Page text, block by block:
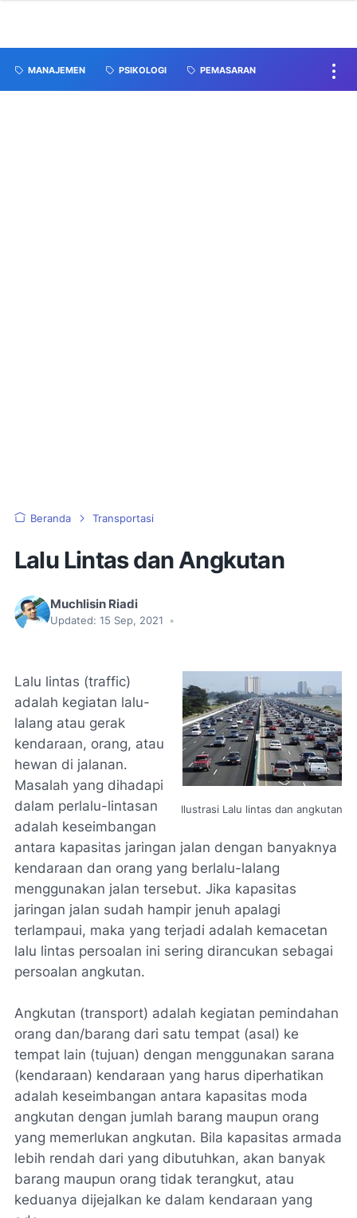
MANAJEMEN PSIKOLOGI PEMASARAN
Beranda Transportasi
Lalu Lintas dan Angkutan
Muchlisin Riadi
Updated: 15 Sep, 2021 •
Ilustrasi Lalu lintas dan angkutan
Lalu lintas (traffic)
adalah kegiatan lalu-
lalang atau gerak
kendaraan, orang, atau
hewan di jalanan.
Masalah yang dihadapi
dalam perlalu-lintasan
adalah keseimbangan
antara kapasitas jaringan jalan dengan banyaknya
kendaraan dan orang yang berlalu-lalang
menggunakan jalan tersebut. Jika kapasitas
jaringan jalan sudah hampir jenuh apalagi
terlampaui, maka yang terjadi adalah kemacetan
lalu lintas persoalan ini sering dirancukan sebagai
persoalan angkutan.
Angkutan (transport) adalah kegiatan pemindahan
orang dan/barang dari satu tempat (asal) ke
tempat lain (tujuan) dengan menggunakan sarana
(kendaraan) kendaraan yang harus diperhatikan
adalah keseimbangan antara kapasitas moda
angkutan dengan jumlah barang maupun orang
yang memerlukan angkutan. Bila kapasitas armada
lebih rendah dari yang dibutuhkan, akan banyak
barang maupun orang tidak terangkut, atau
keduanya dijejalkan ke dalam kendaraan yang